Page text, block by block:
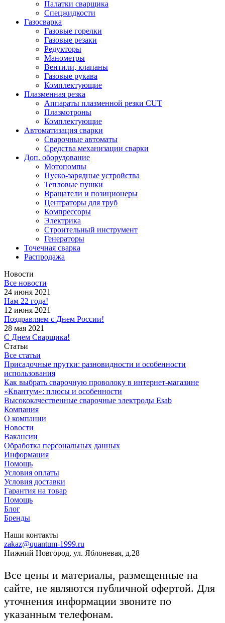
Палатки сварщика
Спецжидкости
Газосварка
Газовые горелки
Газовые резаки
Редукторы
Манометры
Вентили, клапаны
Газовые рукава
Комплектующие
Плазменная резка
Аппараты плазменной резки CUT
Плазмотроны
Комплектующие
Автоматизация сварки
Сварочные автоматы
Средства механизации сварки
Доп. оборудование
Мотопомпы
Пуско-зарядные устройства
Тепловые пушки
Вращатели и позиционеры
Центраторы для труб
Компрессоры
Электрика
Строительный инструмент
Генераторы
Точечная сварка
Распродажа
Новости
Все новости
24 июня 2021
Нам 22 года!
12 июня 2021
Поздравляем с Днем России!
28 мая 2021
С Днем Сварщика!
Статьи
Все статьи
Присадочные прутки: разновидности и особенности
использования
Как выбрать сварочную проволоку в интернет-магазине
«Квантум»: плюсы и особенности
Высококачественные сварочные электроды Esab
Компания
О компании
Новости
Вакансии
Обработка персональных данных
Информация
Помощь
Условия оплаты
Условия доставки
Гарантия на товар
Помощь
Блог
Бренды
Наши контакты
zakaz@quantum-1999.ru
Нижний Новгород, ул. Яблоневая, д.28
Все цены и материалы, размещенные на
сайте, не являются публичной офертой. Для
уточнения информации звоните по
указанным телефонам.